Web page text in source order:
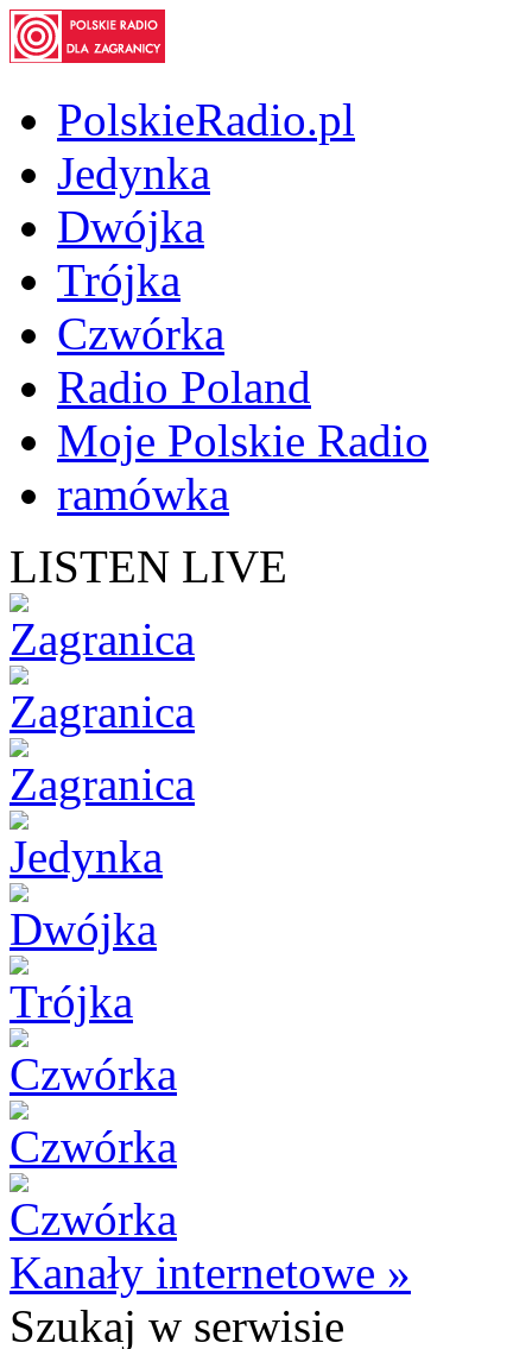
PolskieRadio.pl
Jedynka
Dwójka
Trójka
Czwórka
Radio Poland
Moje Polskie Radio
ramówka
LISTEN LIVE
Kanały internetowe »
Szukaj w serwisie